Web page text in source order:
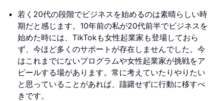
若く20代の段階でビジネスを始めるのは素晴らしい時
期だと感じます。10年前の私が20代前半でビジネスを
始めた時には、TikTokも女性起業家も登場しておら
ず、今ほど多くのサポートが存在しませんでした。今
はこれまでにないプログラムや女性起業家が挑戦をア
ピールする場があります。常に考えていたりやりたい
と思っていることがあれば、躊躇せずに行動に移すべ
きです。